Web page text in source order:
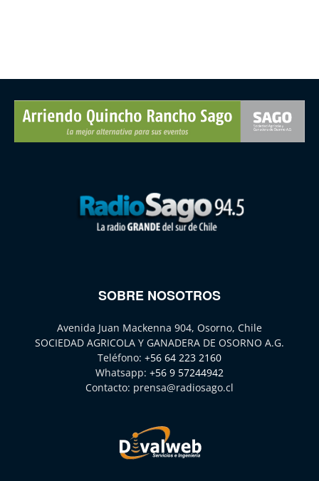
SOBRE NOSOTROS
Avenida Juan Mackenna 904, Osorno, Chile
SOCIEDAD AGRICOLA Y GANADERA DE OSORNO A.G.
Teléfono: +56 64 223 2160
Whatsapp: +56 9 57244942
Contacto: prensa@radiosago.cl